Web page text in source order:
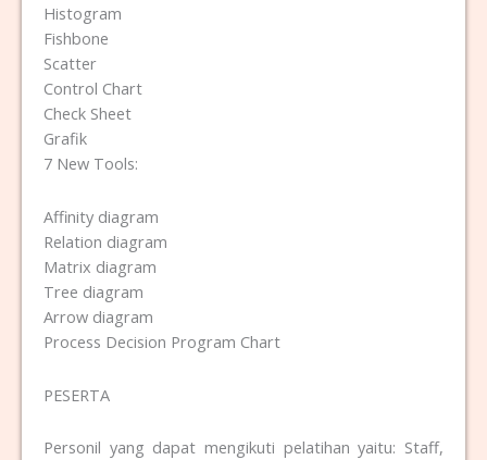
Histogram
Fishbone
Scatter
Control Chart
Check Sheet
Grafik
7 New Tools:
Affinity diagram
Relation diagram
Matrix diagram
Tree diagram
Arrow diagram
Process Decision Program Chart
PESERTA
Personil yang dapat mengikuti pelatihan yaitu: Staff,